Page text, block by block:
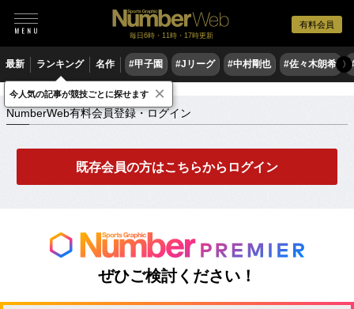
有料会員
毎日6時・11時・17時更新
最新 ランキング 名作 #甲子園 #Jリーグ #中村剛也 #佐々木朗希 〉
NumberWeb有料会員登録・ログイン
NumberWeb有料会員登録・ログイン
既存会員の方はこちらからログイン
ぜひご検討ください！
今人気の記事が競技ごとに探せます ×